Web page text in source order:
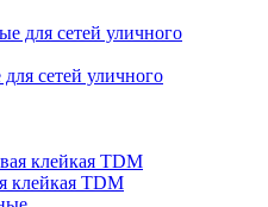
сетей уличного
клейкая TDM